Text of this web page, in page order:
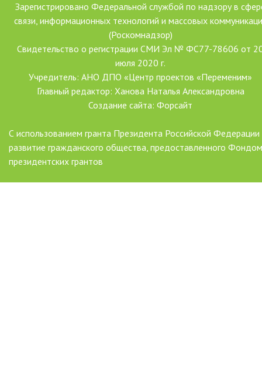
Зарегистрировано Федеральной службой по надзору в
связи, информационных технологий и массовых
(Роскомнадзор)
Свидетельство о регистрации СМИ Эл № ФС77-78606 от
июля 2020 г.
Учредитель: АНО ДПО «Центр проектов «Переменим»
Главный редактор: Ханова Наталья Александровна
Создание сайта: Форсайт
С использованием гранта Президента Российской Федерации
развитие гражданского общества, предоставленного Фондом
президентских грантов